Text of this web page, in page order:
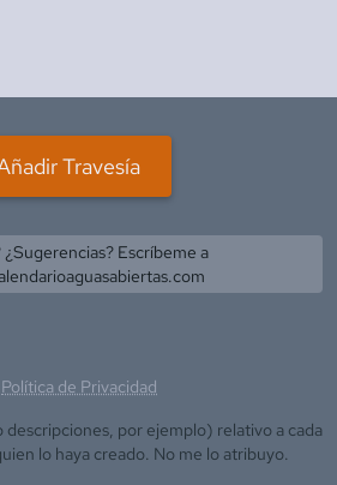
Travesía
¿Sugerencias? Escríbeme a
Política de Privacidad
por ejemplo) relativo a cada
lo haya creado. No me lo atribuyo.